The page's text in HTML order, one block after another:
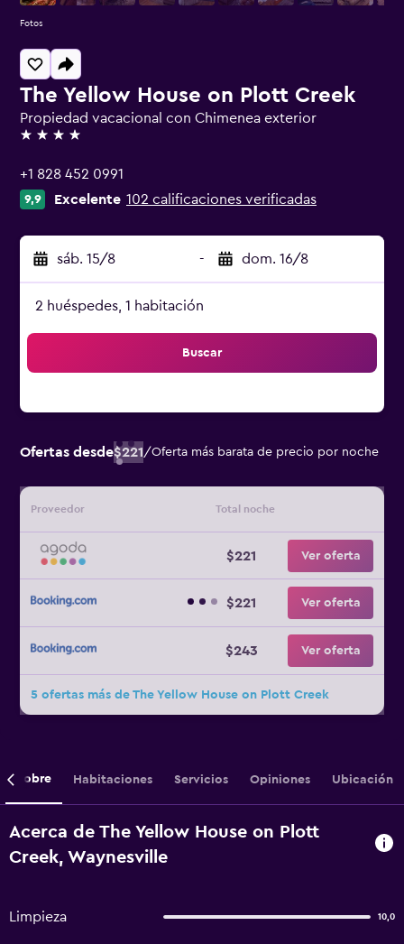
The Yellow House on Plott Creek
Propiedad vacacional con Chimenea exterior
4 estrellas
+1 828 452 0991
9,9 Excelente 102 calificaciones verificadas
sáb. 15/8 - dom. 16/8
2 huéspedes, 1 habitación
Buscar
Ofertas desde$221/Oferta más barata de precio por noche
Proveedor Total noche
$221 Ver oferta
$221 Ver oferta
$243 Ver oferta
5 ofertas más de The Yellow House on Plott Creek
Fotos
Sobre Habitaciones Servicios Opiniones Ubicación
Acerca de The Yellow House on Plott
Creek, Waynesville
Limpieza 10,0